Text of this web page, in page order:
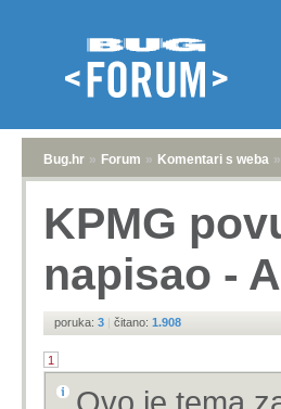
Bug.hr » Forum » Komentari s weba »
KPMG
napisao -
poruka: 3 | čitano: 1.908
1